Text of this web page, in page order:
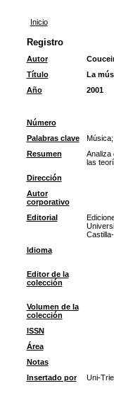
Inicio
Registro
Autor
Título
La
Año
2001
Número
Palabras clave
Música;
Resumen
Analiza
las
Dirección
Autor
corporativo
Editorial
Idioma
Editor de la
colección
Volumen de la
colección
ISSN
Área
Notas
Insertado por
Uni-